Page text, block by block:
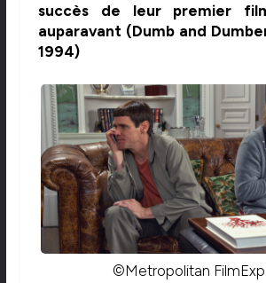
succès de leur premier
auparavant (Dumb and
1994)
©Metropolitan